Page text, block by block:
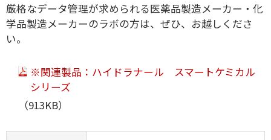
厳格なデータ管理が求められる医薬品製造メーカー・化
学品製造メーカーのラボの方は、ぜひ、お越しくださ
い。
※関連製品：ハイドラナール スマートケミカル
シリーズ
（913KB）